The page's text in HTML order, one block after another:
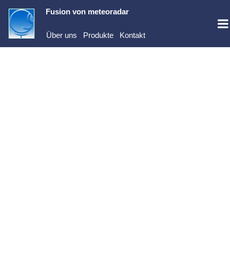
Fusion von meteoradar
Über uns Produkte Kontakt